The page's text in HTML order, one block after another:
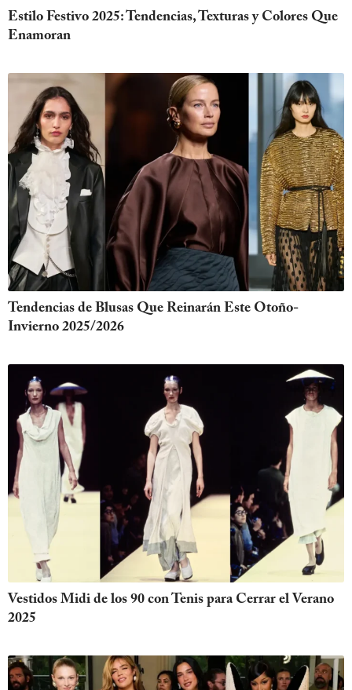
Estilo Festivo 2025: Tendencias, Texturas y Colores Que
Enamoran
Tendencias de Blusas Que Reinarán Este Otoño-
Invierno 2025/2026
Vestidos Midi de los 90 con Tenis para Cerrar el Verano
2025